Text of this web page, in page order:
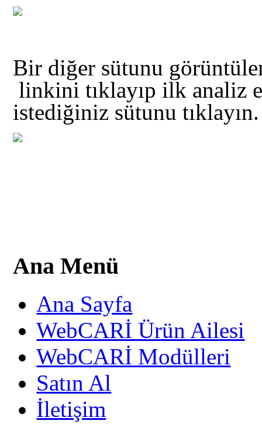
Bir diğer sütunu
linkini tıklayıp ilk analiz
istediğiniz sütunu tıklayın.
Ana Menü
Ana Sayfa
WebCARİ Ürün Ailesi
WebCARİ Modülleri
Satın Al
İletişim